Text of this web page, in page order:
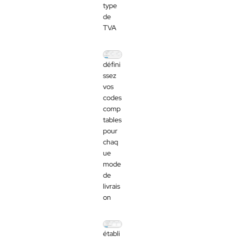
type
de
TVA
défini
ssez
vos
codes
comp
tables
pour
chaq
ue
mode
de
livrais
on
établi